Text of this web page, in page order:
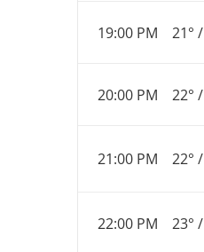
19:00 PM 21° /
20:00 PM 22° /
21:00 PM 22° /
22:00 PM 23° /